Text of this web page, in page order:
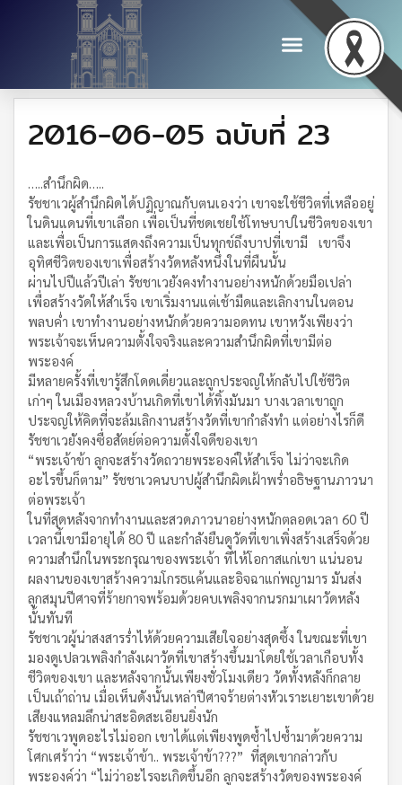
2016-06-05 ฉบับที่ 23
…..สำนึกผิด…..
รัชชาเวผู้สำนึกผิดได้ปฏิญาณกับตนเองว่า เขาจะใช้ชีวิตที่เหลืออยู่
ในดินแดนที่เขาเลือก เพื่อเป็นที่ชดเชยใช้โทษบาปในชีวิตของเขา
และเพื่อเป็นการแสดงถึงความเป็นทุกข์ถึงบาปที่เขามี เขาจึง
อุทิศชีวิตของเขาเพื่อสร้างวัดหลังหนึ่งในที่ผืนนั้น
ผ่านไปปีแล้วปีเล่า รัชชาเวยังคงทำงานอย่างหนักด้วยมือเปล่า
เพื่อสร้างวัดให้สำเร็จ เขาเริ่มงานแต่เช้ามืดและเลิกงานในตอน
พลบค่ำ เขาทำงานอย่างหนักด้วยความอดทน เขาหวังเพียงว่า
พระเจ้าจะเห็นความตั้งใจจริงและความสำนึกผิดที่เขามีต่อ
พระองค์
มีหลายครั้งที่เขารู้สึกโดดเดี่ยวและถูกประจญให้กลับไปใช้ชีวิต
เก่าๆ ในเมืองหลวงบ้านเกิดที่เขาได้ทิ้งมันมา บางเวลาเขาถูก
ประจญให้คิดที่จะล้มเลิกงานสร้างวัดที่เขากำลังทำ แต่อย่างไรก็ดี
รัชชาเวยังคงซื่อสัตย์ต่อความตั้งใจดีของเขา
“พระเจ้าข้า ลูกจะสร้างวัดถวายพระองค์ให้สำเร็จ ไม่ว่าจะเกิด
อะไรขึ้นก็ตาม” รัชชาเวคนบาปผู้สำนึกผิดเฝ้าพร่ำอธิษฐานภาวนา
ต่อพระเจ้า
ในที่สุดหลังจากทำงานและสวดภาวนาอย่างหนักตลอดเวลา 60 ปี
เวลานี้เขามีอายุได้ 80 ปี และกำลังยืนดูวัดที่เขาเพิ่งสร้างเสร็จด้วย
ความสำนึกในพระกรุณาของพระเจ้า ที่ไห้โอกาสแก่เขา แน่นอน
ผลงานของเขาสร้างความโกรธแค้นและอิจฉาแก่พญามาร มันส่ง
ลูกสมุนปีศาจที่ร้ายกาจพร้อมด้วยคบเพลิงจากนรกมาเผาวัดหลัง
นั้นทันที
รัชชาเวผู้น่าสงสารร่ำไห้ด้วยความเสียใจอย่างสุดซึ้ง ในขณะที่เขา
มองดูเปลวเพลิงกำลังเผาวัดที่เขาสร้างขึ้นมาโดยใช้เวลาเกือบทั้ง
ชีวิตของเขา และหลังจากนั้นเพียงชั่วโมงเดียว วัดทั้งหลังก็กลาย
เป็นเถ้าถ่าน เมื่อเห็นดังนั้นเหล่าปีศาจร้ายต่างหัวเราะเยาะเขาด้วย
เสียงแหลมลึกน่าสะอิดสะเอียนยิ่งนัก
รัชชาเวพูดอะไรไม่ออก เขาได้แต่เพียงพูดซ้ำไปซ้ำมาด้วยความ
โศกเศร้าว่า “พระเจ้าข้า.. พระเจ้าข้า???” ที่สุดเขากล่าวกับ
พระองค์ว่า “ไม่ว่าอะไรจะเกิดขึ้นอีก ลูกจะสร้างวัดของพระองค์